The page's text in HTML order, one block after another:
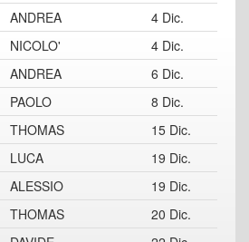
ANDREA
4 Dic.
NICOLO'
4 Dic.
ANDREA
6 Dic.
PAOLO
8 Dic.
THOMAS
15 Dic.
LUCA
19 Dic.
ALESSIO
19 Dic.
THOMAS
20 Dic.